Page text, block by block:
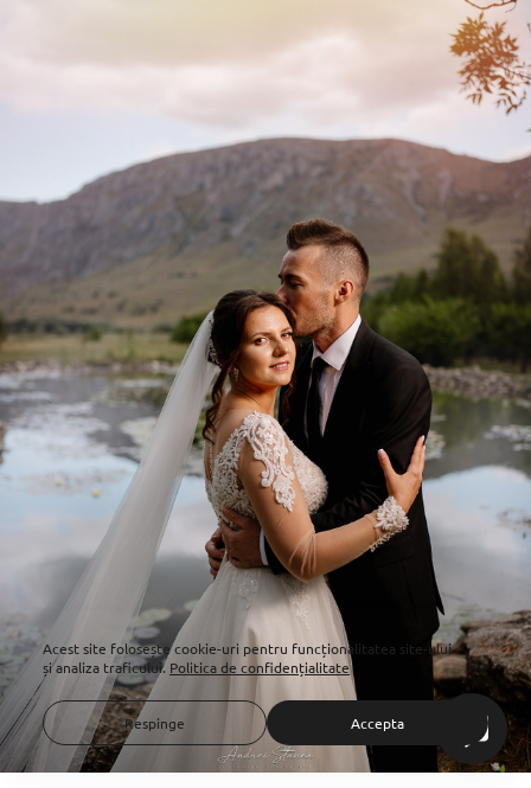
Acest site foloseștecookie-uri pentru funcționalitatea site-ului
și analiza traficului. Politica de confidențialitate
Respinge Accepta